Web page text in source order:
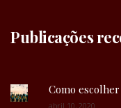
Publicações
Como
abril 10, 2020